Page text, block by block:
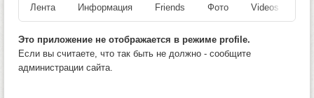
Лента Информация Friends Фото Videos
Это приложение не отображается в режиме profile.
Если вы считаете, что так быть не должно - сообщите
администрации сайта.